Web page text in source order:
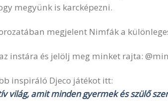
megyünk is karcképezni.
megjelent Nimfák a
instára és jelölj meg minket rajta:
inspiráló Djeco játékot itt:
világ, amit minden gyermek és szülő